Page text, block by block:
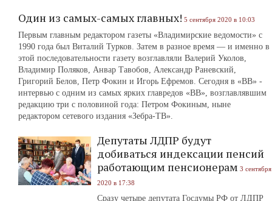
Один из самых-самых главных! 5 сентября 2020 в 10:03
Первым главным редактором газеты «Владимирские ведомости» с
1990 года был Виталий Турков. Затем в разное время — и именно в
этой последовательности газету возглавляли Валерий Уколов,
Владимир Поляков, Анвар Тавобов, Александр Раневский,
Григорий Белов, Петр Фокин и Игорь Ефремов. Сегодня в «ВВ» -
интервью с одним из самых ярких главредов «ВВ», возглавлявшим
редакцию три с половиной года: Петром Фокиным, ныне
редактором сетевого издания «Зебра-ТВ».
Депутаты ЛДПР будут
добиваться индексации пенсий
работающим пенсионерам 3 сентября
2020 в 17:38
Сразу четыре депутата Госдумы РФ от ЛДПР